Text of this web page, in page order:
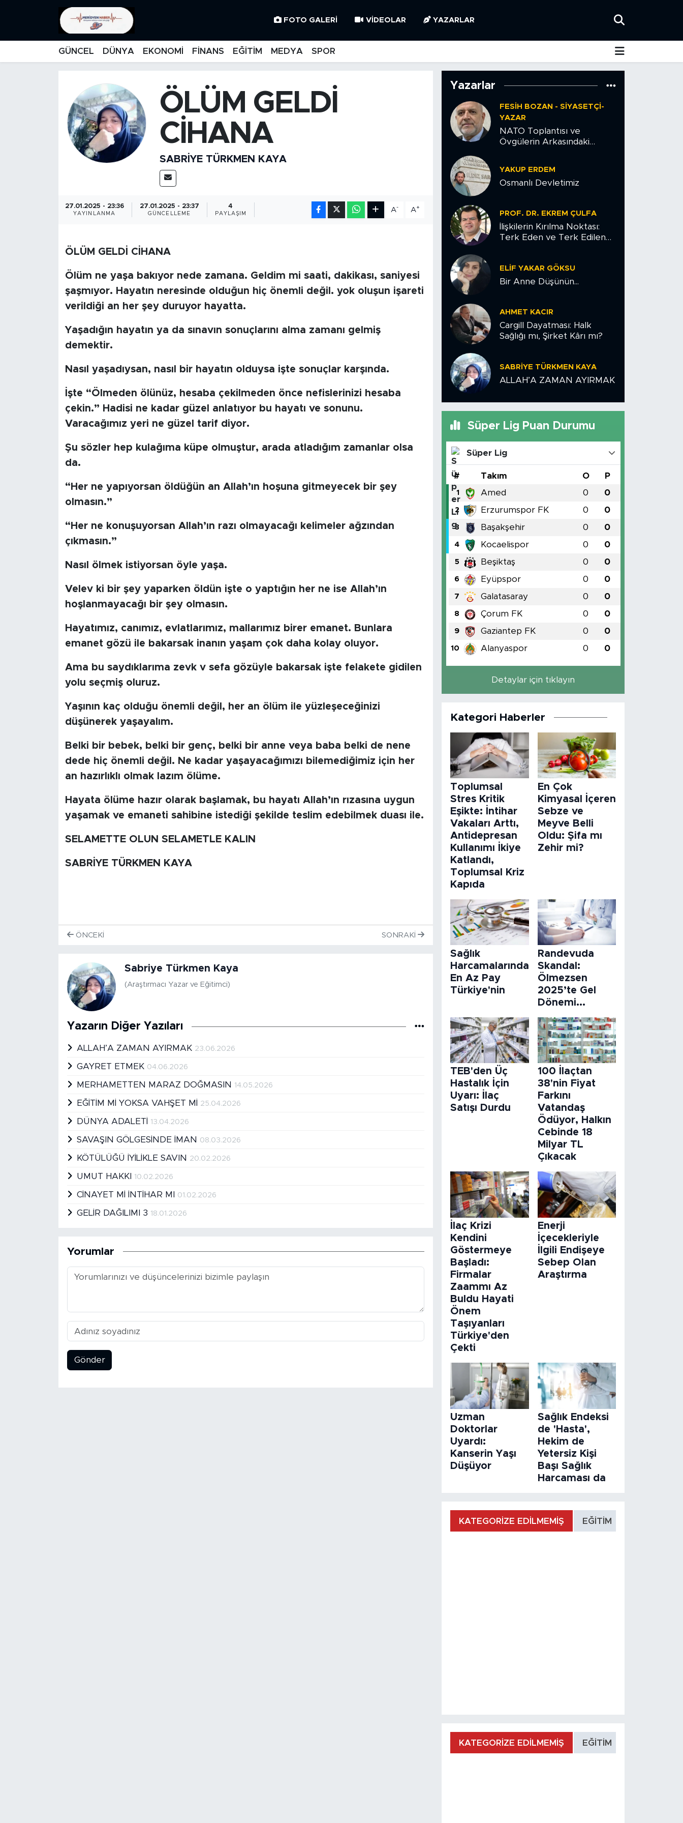
FOTO GALERI VIDEOLAR YAZARLAR
GÜNCEL DÜNYA EKONOMİ FİNANS EĞİTİM MEDYA SPOR
ÖLÜM GELDİ
CİHANA
SABRIYE TÜRKMEN KAYA
27.01.2025 - 23:36
YAYINLANMA
27.01.2025 - 23:37
GÜNCELLEME
4
PAYLAŞIM
A- A+
ÖLÜM GELDİ CİHANA
Ölüm ne yaşa bakıyor nede zamana. Geldim mi saati, dakikası, saniyesi
şaşmıyor. Hayatın neresinde olduğun hiç önemli değil. yok oluşun işareti
verildiği an her şey duruyor hayatta.
Yaşadığın hayatın ya da sınavın sonuçlarını alma zamanı gelmiş
demektir.
Nasıl yaşadıysan, nasıl bir hayatın olduysa işte sonuçlar karşında.
İşte “Ölmeden ölünüz, hesaba çekilmeden önce nefislerinizi hesaba
çekin.” Hadisi ne kadar güzel anlatıyor bu hayatı ve sonunu.
Varacağımız yeri ne güzel tarif diyor.
Şu sözler hep kulağıma küpe olmuştur, arada atladığım zamanlar olsa
da.
“Her ne yapıyorsan öldüğün an Allah’ın hoşuna gitmeyecek bir şey
olmasın.”
“Her ne konuşuyorsan Allah’ın razı olmayacağı kelimeler ağzından
çıkmasın.”
Nasıl ölmek istiyorsan öyle yaşa.
Velev ki bir şey yaparken öldün işte o yaptığın her ne ise Allah’ın
hoşlanmayacağı bir şey olmasın.
Hayatımız, canımız, evlatlarımız, mallarımız birer emanet. Bunlara
emanet gözü ile bakarsak inanın yaşam çok daha kolay oluyor.
Ama bu saydıklarıma zevk v sefa gözüyle bakarsak işte felakete gidilen
yolu seçmiş oluruz.
Yaşının kaç olduğu önemli değil, her an ölüm ile yüzleşeceğinizi
düşünerek yaşayalım.
Belki bir bebek, belki bir genç, belki bir anne veya baba belki de nene
dede hiç önemli değil. Ne kadar yaşayacağımızı bilemediğimiz için her
an hazırlıklı olmak lazım ölüme.
Hayata ölüme hazır olarak başlamak, bu hayatı Allah’ın rızasına uygun
yaşamak ve emaneti sahibine istediği şekilde teslim edebilmek duası ile.
SELAMETTE OLUN SELAMETLE KALIN
SABRİYE TÜRKMEN KAYA
ÖNCEKI SONRAKI
Sabriye Türkmen Kaya
(Araştırmacı Yazar ve Eğitimci)
Yazarın Diğer Yazıları
ALLAH’A ZAMAN AYIRMAK 23.06.2026
GAYRET ETMEK 04.06.2026
MERHAMETTEN MARAZ DOĞMASIN 14.05.2026
EĞİTİM Mİ YOKSA VAHŞET Mİ 25.04.2026
DÜNYA ADALETİ 13.04.2026
SAVAŞIN GÖLGESİNDE İMAN 08.03.2026
KÖTÜLÜĞÜ İYİLİKLE SAVIN 20.02.2026
UMUT HAKKI 10.02.2026
CİNAYET Mİ İNTİHAR MI 01.02.2026
GELİR DAĞILIMI 3 18.01.2026
Yorumlar
Gönder
Yazarlar
FESIH BOZAN - SIYASETÇI-
YAZAR
NATO Toplantısı ve
Övgülerin Arkasındaki
YAKUP ERDEM
Osmanlı Devletimiz
PROF. DR. EKREM ÇULFA
İlişkilerin Kırılma Noktası:
Terk Eden ve Terk Edilen
ELIF YAKAR GÖKSU
Bir Anne Düşünün...
AHMET KACIR
Cargill Dayatması: Halk
Sağlığı mı, Şirket Kârı mı?
SABRIYE TÜRKMEN KAYA
ALLAH’A ZAMAN AYIRMAK
Süper Lig Puan Durumu
Süper Lig
# Takım O P
1 Amed 0 0
2 Erzurumspor FK 0 0
3 Başakşehir 0 0
4 Kocaelispor 0 0
5 Beşiktaş 0 0
6 Eyüpspor 0 0
7 Galatasaray 0 0
8 Çorum FK 0 0
9 Gaziantep FK 0 0
10 Alanyaspor 0 0
Detaylar için tıklayın
Kategori Haberler
Toplumsal
Stres Kritik
Eşikte: İntihar
Vakaları Arttı,
Antidepresan
Kullanımı İkiye
Katlandı,
Toplumsal Kriz
Kapıda
En Çok
Kimyasal İçeren
Sebze ve
Meyve Belli
Oldu: Şifa mı
Zehir mi?
Sağlık
Harcamalarında
En Az Pay
Türkiye'nin
Randevuda
Skandal:
Ölmezsen
2025’te Gel
Dönemi...
TEB'den Üç
Hastalık İçin
Uyarı: İlaç
Satışı Durdu
100 İlaçtan
38'nin Fiyat
Farkını
Vatandaş
Ödüyor, Halkın
Cebinde 18
Milyar TL
Çıkacak
İlaç Krizi
Kendini
Göstermeye
Başladı:
Firmalar
Zaammı Az
Buldu Hayati
Önem
Taşıyanları
Türkiye'den
Çekti
Enerji
İçecekleriyle
İlgili Endişeye
Sebep Olan
Araştırma
Uzman
Doktorlar
Uyardı:
Kanserin Yaşı
Düşüyor
Sağlık Endeksi
de 'Hasta',
Hekim de
Yetersiz Kişi
Başı Sağlık
Harcaması da
KATEGORİZE EDİLMEMİŞ EĞİTİM
KATEGORİZE EDİLMEMİŞ EĞİTİM
EĞİTİM
BİLİM-TEKNOLOJİ
RÖPÖRTAJ
POLİTİKA
EKONOMİ
KÜLTÜR SANAT
MEDYA KÖŞESİ
FOTO GALERİ
ALINTI YAZARLAR
Hava Durumu
İstanbul Namaz Vakitleri
Trafik Durumu
Süper Lig Puan Durumu ve Fikstür